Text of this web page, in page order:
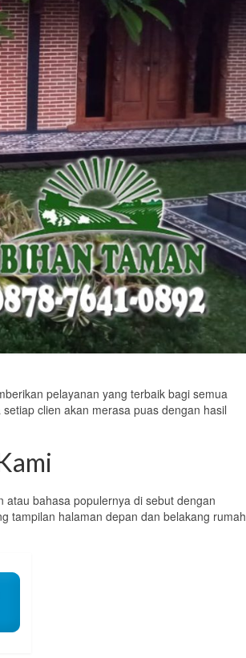
pelayanan yang terbaik bagi semua
clien akan merasa puas dengan hasil
bahasa populernya di sebut dengan
tampilan halaman depan dan belakang rumah